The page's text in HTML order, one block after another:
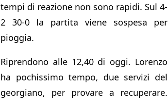
tempi di reazione non sono rapidi. Sul 4-
2 30-0 la partita viene sospesa per
pioggia.
Riprendono alle 12,40 di oggi. Lorenzo
ha pochissimo tempo, due servizi del
georgiano, per provare a recuperare.